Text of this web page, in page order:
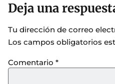
Deja una
Tu dirección de correo
Los campos obligatorios
Comentario *